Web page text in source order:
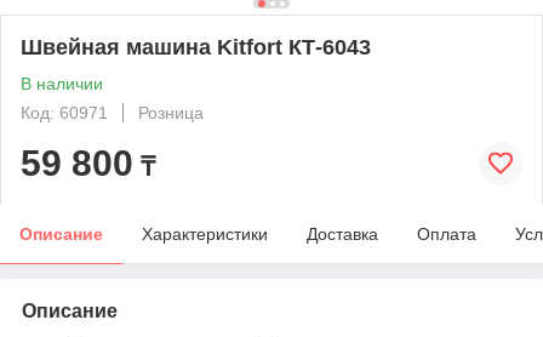
Швейная машина Kitfort КТ-6043
В наличии
Код: 60971
Розница
59 800 ₸
Описание Характеристики Доставка Оплата
Описание